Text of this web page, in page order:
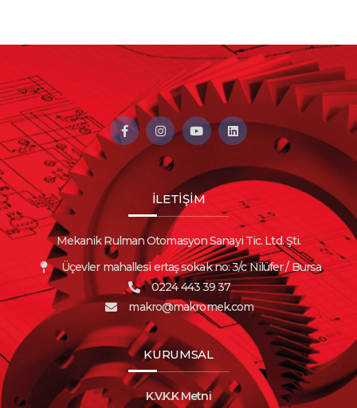
İLETİŞİM
Mekanik Rulman Otomasyon Sanayi Tic. Ltd. Şti.
Üçevler mahallesi ertaş sokak no: 3/c Nilüfer / Bursa
0224 443 39 37
makro@makromek.com
KURUMSAL
K.V.K.K Metni